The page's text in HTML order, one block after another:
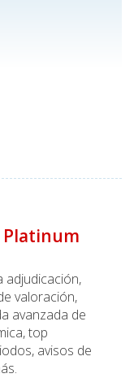
Platinum
adjudicación,
valoración,
avanzada de
top
avisos de